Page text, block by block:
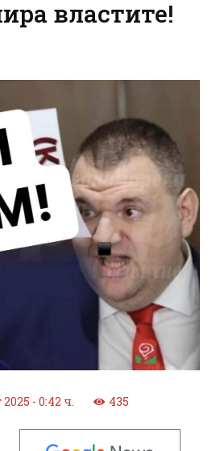
властите!
- 0:42 ч. 435